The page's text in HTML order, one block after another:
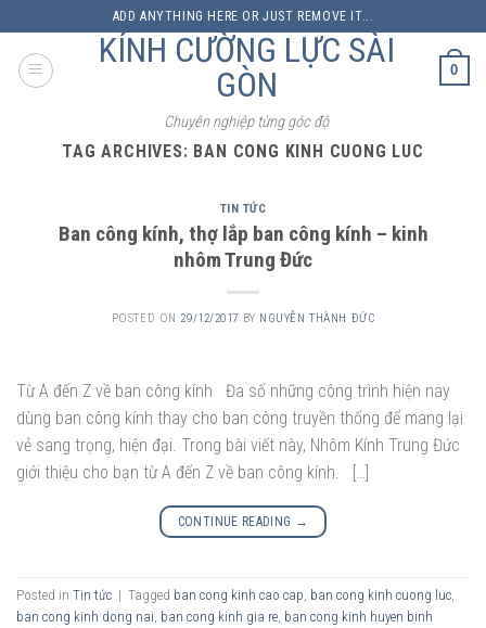
to
content
ADD ANYTHING HERE OR JUST REMOVE IT...
KÍNH CƯỜNG LỰC SÀI
GÒN
Chuyên nghiệp từng góc độ
0
TAG ARCHIVES: BAN CONG KINH CUONG LUC
TIN TỨC
Ban công kính, thợ lắp ban công kính – kinh
nhôm Trung Đức
POSTED ON 29/12/2017 BY NGUYỄN THÀNH ĐỨC
Từ A đến Z về ban công kính Đa số những công trình hiện nay
dùng ban công kính thay cho ban công truyền thống để mang lại
vẻ sang trọng, hiện đại. Trong bài viết này, Nhôm Kính Trung Đức
giới thiệu cho bạn từ A đến Z về ban công kính. […]
CONTINUE READING →
Posted in Tin tức | Tagged ban cong kinh cao cap ban cong kinh cuong luc
ban cong kinh dong nai ban cong kinh gia re ban cong kinh huyen binh